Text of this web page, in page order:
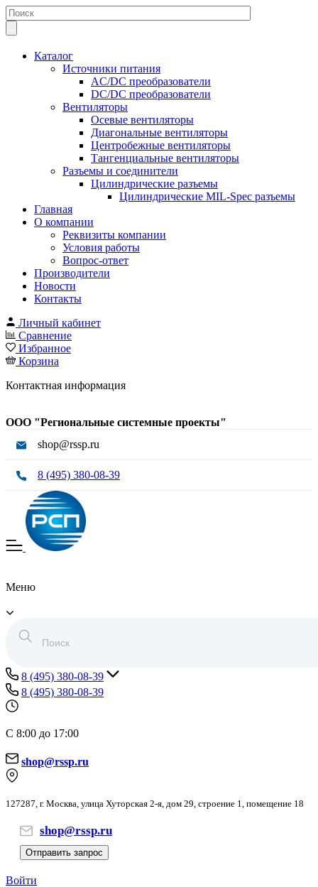
Каталог
Источники питания
AC/DC преобразователи
DC/DC преобразователи
Вентиляторы
Осевые вентиляторы
Диагональные вентиляторы
Центробежные вентиляторы
Тангенциальные вентиляторы
Разъемы и соединители
Цилиндрические разъемы
Цилиндрические MIL-Spec разъемы
Главная
О компании
Реквизиты компании
Условия работы
Вопрос-ответ
Производители
Новости
Контакты
Личный кабинет
Сравнение
Избранное
Корзина
Контактная информация
ООО "Региональные системные проекты"
shop@rssp.ru
8 (495) 380-08-39
Меню
8 (495) 380-08-39
8 (495) 380-08-39
С 8:00 до 17:00
shop@rssp.ru
127287, г. Москва, улица Хуторская 2-я, дом 29, строение 1, помещение 18
shop@rssp.ru
Отправить запрос
Войти